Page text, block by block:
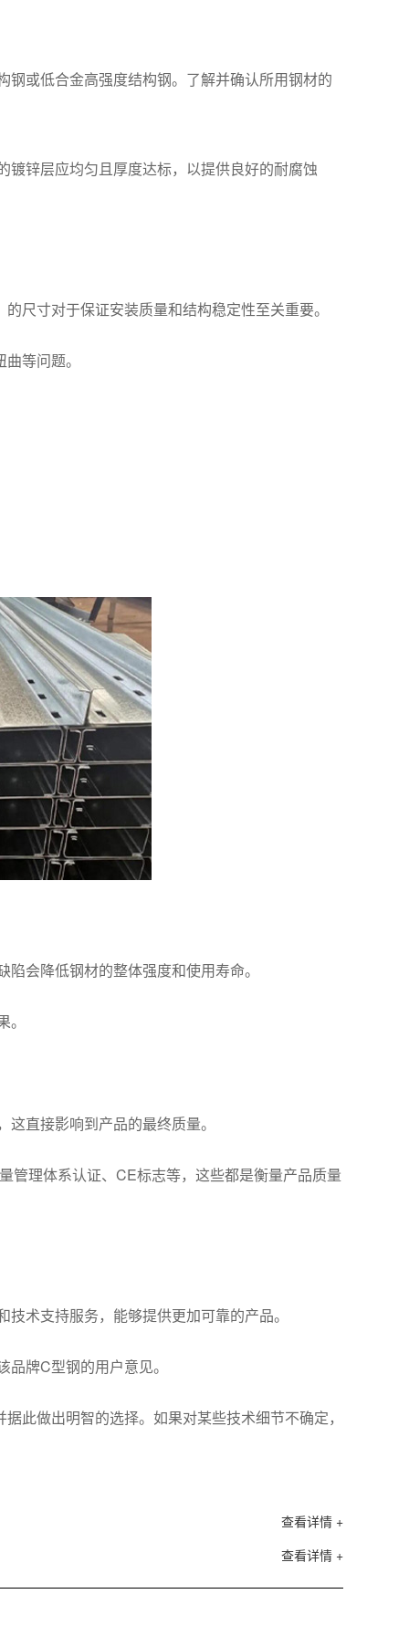
或低合金高强度结构钢。了解并确认所用钢材的
锌层应均匀且厚度达标，以提供良好的耐腐蚀
尺寸对于保证安装质量和结构稳定性至关重要。
等问题。
会降低钢材的整体强度和使用寿命。
直接影响到产品的最终质量。
管理体系认证、CE标志等，这些都是衡量产品质量
术支持服务，能够提供更加可靠的产品。
牌C型钢的用户意见。
此做出明智的选择。如果对某些技术细节不确定，
查看详情 +
查看详情 +